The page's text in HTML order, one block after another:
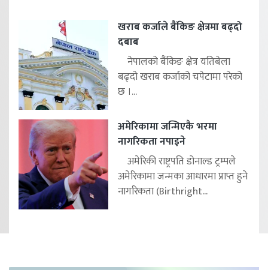
खराब कर्जाले बैंकिङ क्षेत्रमा बढ्दो
दबाब
नेपालको बैंकिङ क्षेत्र यतिबेला
बढ्दो खराब कर्जाको चपेटामा परेको
छ ।...
अमेरिकामा जन्मिएकै भरमा
नागरिकता नपाइने
अमेरिकी राष्ट्रपति डोनाल्ड ट्रम्पले
अमेरिकामा जन्मका आधारमा प्राप्त हुने
नागरिकता (Birthright...